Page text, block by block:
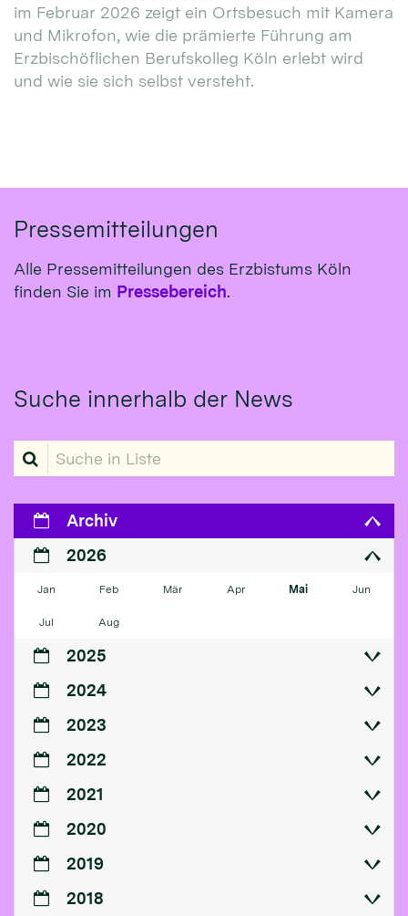
im Februar 2026 zeigt ein Ortsbesuch mit Kamera
und Mikrofon, wie die prämierte Führung am
Erzbischöflichen Berufskolleg Köln erlebt wird
und wie sie sich selbst versteht.
Pressemitteilungen
Alle Pressemitteilungen des Erzbistums Köln
finden Sie im Pressebereich.
Suche innerhalb der News
Suche in Liste
Archiv
2026
Jan Feb Mär Apr Mai Jun
Jul Aug
2025
2024
2023
2022
2021
2020
2019
2018